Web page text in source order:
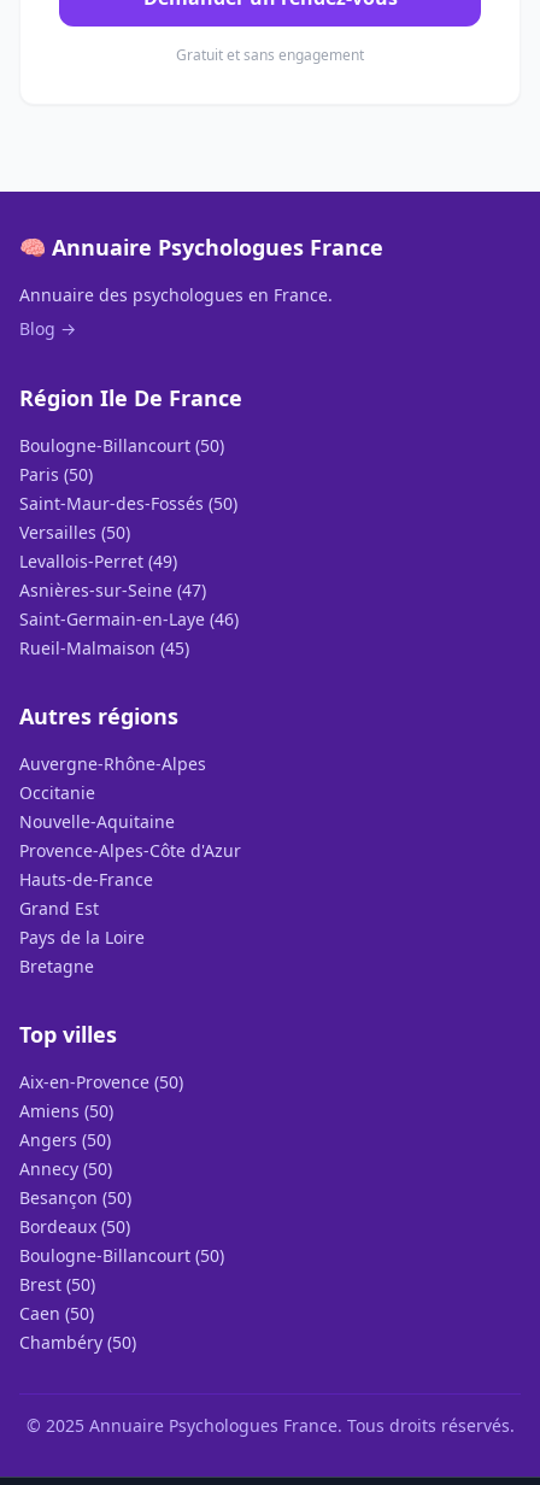
Gratuit et sans engagement
🧠 Annuaire Psychologues France
Annuaire des psychologues en France.
Blog →
Région Ile De France
Boulogne-Billancourt (50)
Paris (50)
Saint-Maur-des-Fossés (50)
Versailles (50)
Levallois-Perret (49)
Asnières-sur-Seine (47)
Saint-Germain-en-Laye (46)
Rueil-Malmaison (45)
Autres régions
Auvergne-Rhône-Alpes
Occitanie
Nouvelle-Aquitaine
Provence-Alpes-Côte d'Azur
Hauts-de-France
Grand Est
Pays de la Loire
Bretagne
Top villes
Aix-en-Provence (50)
Amiens (50)
Angers (50)
Annecy (50)
Besançon (50)
Bordeaux (50)
Boulogne-Billancourt (50)
Brest (50)
Caen (50)
Chambéry (50)
© 2025 Annuaire Psychologues France. Tous droits réservés.